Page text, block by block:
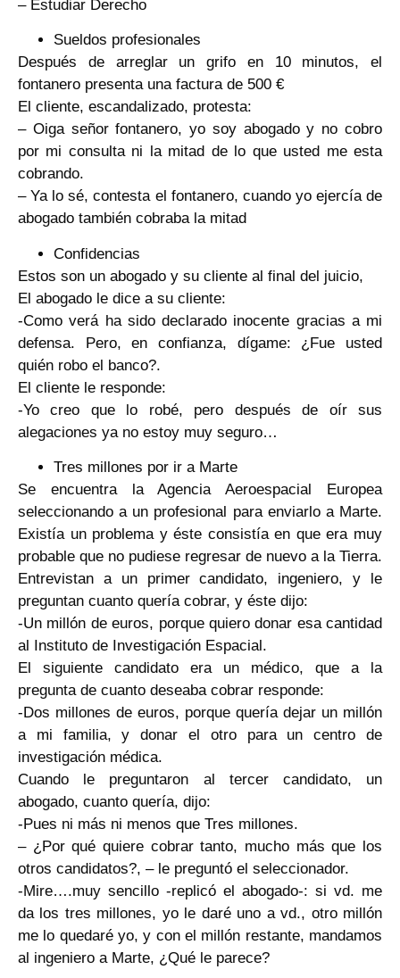
– Estudiar Derecho
Sueldos profesionales
Después de arreglar un grifo en 10 minutos, el
fontanero presenta una factura de 500 €
El cliente, escandalizado, protesta:
– Oiga señor fontanero, yo soy abogado y no cobro
por mi consulta ni la mitad de lo que usted me esta
cobrando.
– Ya lo sé, contesta el fontanero, cuando yo ejercía de
abogado también cobraba la mitad
Confidencias
Estos son un abogado y su cliente al final del juicio,
El abogado le dice a su cliente:
-Como verá ha sido declarado inocente gracias a mi
defensa. Pero, en confianza, dígame: ¿Fue usted
quién robo el banco?.
El cliente le responde:
-Yo creo que lo robé, pero después de oír sus
alegaciones ya no estoy muy seguro…
Tres millones por ir a Marte
Se encuentra la Agencia Aeroespacial Europea
seleccionando a un profesional para enviarlo a Marte.
Existía un problema y éste consistía en que era muy
probable que no pudiese regresar de nuevo a la Tierra.
Entrevistan a un primer candidato, ingeniero, y le
preguntan cuanto quería cobrar, y éste dijo:
-Un millón de euros, porque quiero donar esa cantidad
al Instituto de Investigación Espacial.
El siguiente candidato era un médico, que a la
pregunta de cuanto deseaba cobrar responde:
-Dos millones de euros, porque quería dejar un millón
a mi familia, y donar el otro para un centro de
investigación médica.
Cuando le preguntaron al tercer candidato, un
abogado, cuanto quería, dijo:
-Pues ni más ni menos que Tres millones.
– ¿Por qué quiere cobrar tanto, mucho más que los
otros candidatos?, – le preguntó el seleccionador.
-Mire….muy sencillo -replicó el abogado-: si vd. me
da los tres millones, yo le daré uno a vd., otro millón
me lo quedaré yo, y con el millón restante, mandamos
al ingeniero a Marte, ¿Qué le parece?